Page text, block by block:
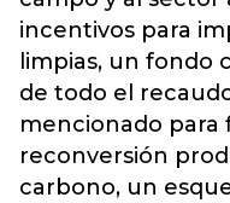
incentivos para
limpias, un fondo
de todo el
mencionado para
reconversión
carbono, un